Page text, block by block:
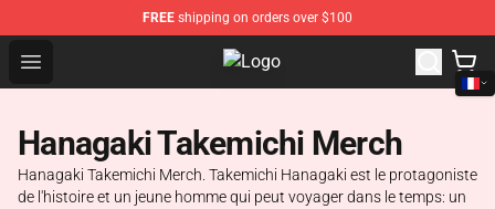
FREE shipping on orders over $100
Open menu Tokyo Revengers Store - Official
Hanagaki Takemichi Merch
Hanagaki Takemichi Merch. Takemichi Hanagaki est le protagoniste
de l'histoire et un jeune homme qui peut voyager dans le temps: un